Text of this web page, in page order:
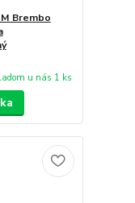
Brembo
u nás 1 ks